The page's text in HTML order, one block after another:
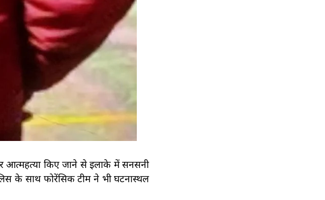
आत्महत्या किए जाने से इलाके में सनसनी
के साथ फोरेंसिक टीम ने भी घटनास्थल